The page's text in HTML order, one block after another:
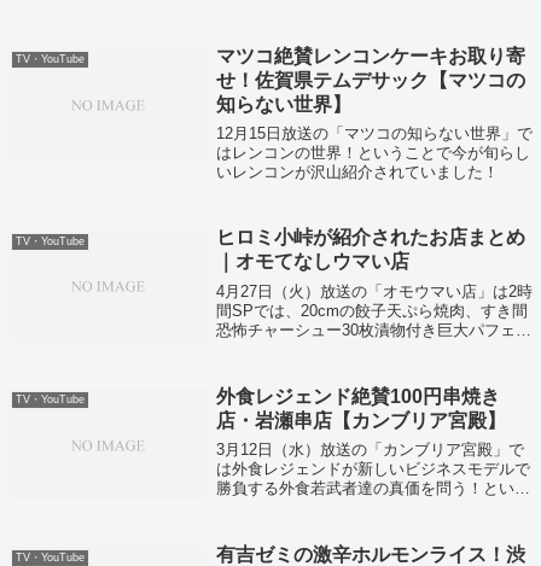
TV・YouTube
マツコ絶賛レンコンケーキお取り寄
せ！佐賀県テムデサック【マツコの
知らない世界】
12月15日放送の「マツコの知らない世界」で
はレンコンの世界！ということで今が旬らし
いレンコンが沢山紹介されていました！
TV・YouTube
ヒロミ小峠が紹介されたお店まとめ
｜オモてなしウマい店
4月27日（火）放送の「オモウマい店」は2時
間SPでは、20cmの餃子天ぷら焼肉、すき間
恐怖チャーシュー30枚漬物付き巨大パフェな
TV・YouTube
外食レジェンド絶賛100円串焼き
店・岩瀬串店【カンブリア宮殿】
3月12日（水）放送の「カンブリア宮殿」で
は外食レジェンドが新しいビジネスモデルで
勝負する外食若武者達の真価を問う！という
TV・YouTube
有吉ゼミの激辛ホルモンライス！渋